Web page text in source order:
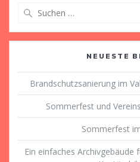
NEUESTE
Brandschutzsanierung im
Sommerfest und
Sommerfest
Ein einfaches